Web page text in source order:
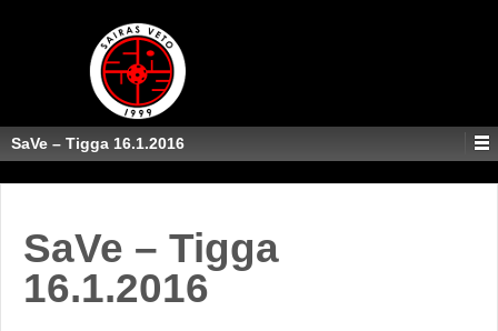
SaVe – Tigga 16.1.2016
SaVe – Tigga
16.1.2016